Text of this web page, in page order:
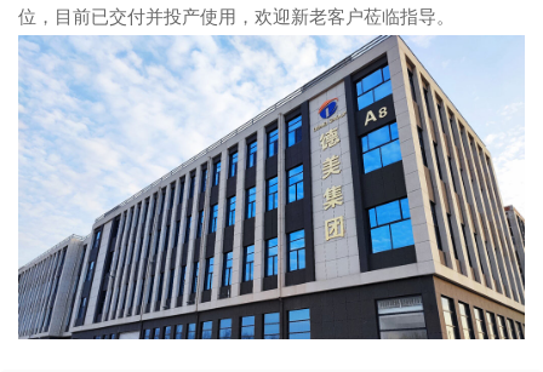
位，目前已交付并投产使用，欢迎新老客户莅临指导。